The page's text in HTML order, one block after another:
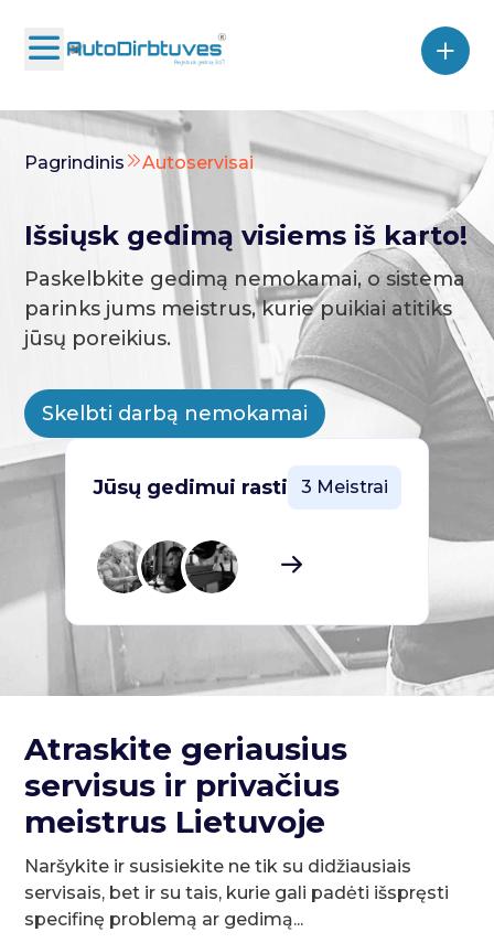
Pagrindinis Autoservisai
Išsiųsk gedimą visiems iš karto!
Paskelbkite gedimą nemokamai, o sistema
parinks jums meistrus, kurie puikiai atitiks
jūsų poreikius.
Skelbti darbą nemokamai
Jūsų gedimui rasti 3 Meistrai
Atraskite geriausius
servisus ir privačius
meistrus Lietuvoje
Naršykite ir susisiekite ne tik su didžiausiais
servisais, bet ir su tais, kurie gali padėti išspręsti
specifinę problemą ar gedimą...